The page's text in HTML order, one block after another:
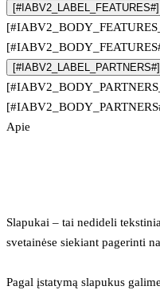
[#IABV2_LABEL_FEATURES#]
[#IABV2_LABEL_PARTNERS#]
Apie
Slapukai – tai nedideli
svetainėse siekiant pagerinti
Pagal įstatymą slapukus